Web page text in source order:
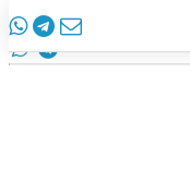
info@artmillenium.ru